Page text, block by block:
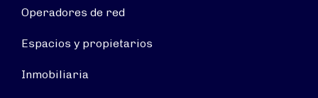
Operadores de red
Espacios y propietarios
Inmobiliaria